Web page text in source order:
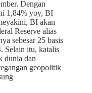
Dengan
1,84% yoy, BI
BI akan
Reserve alias
sebesar 25 basis
Selain itu, katalis
dunia dan
geopolitik